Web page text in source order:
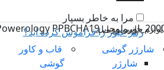
رمز عبور را فراموش کرده اید؟
مرا به خاطر بسپار
لوازم جانبی موبایل
شارژر گوشی
شارژر
قاب و کاور
گوشی